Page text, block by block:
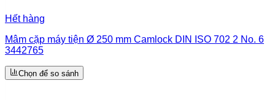
Hết hàng
Mâm cặp máy tiện Ø 250 mm Camlock DIN ISO 702 2 No. 6
3442765
Chọn để so sánh